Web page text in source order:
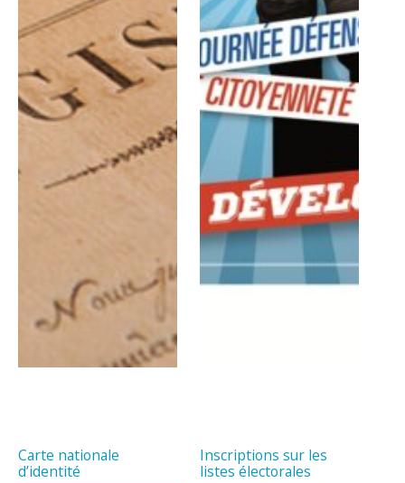
Carte nationale
d’identité
Inscriptions sur les
listes électorales